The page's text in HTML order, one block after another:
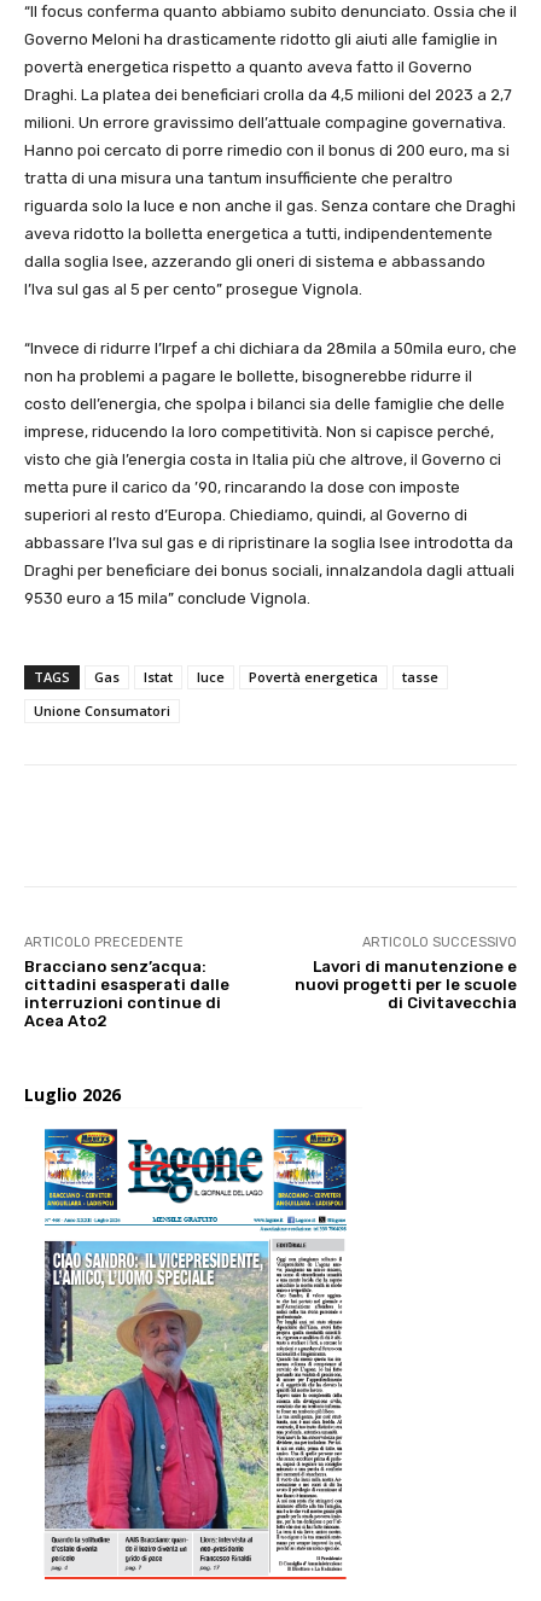
“Il focus conferma quanto abbiamo subito denunciato. Ossia che il
Governo Meloni ha drasticamente ridotto gli aiuti alle famiglie in
povertà energetica rispetto a quanto aveva fatto il Governo
Draghi. La platea dei beneficiari crolla da 4,5 milioni del 2023 a 2,7
milioni. Un errore gravissimo dell’attuale compagine governativa.
Hanno poi cercato di porre rimedio con il bonus di 200 euro, ma si
tratta di una misura una tantum insufficiente che peraltro
riguarda solo la luce e non anche il gas. Senza contare che Draghi
aveva ridotto la bolletta energetica a tutti, indipendentemente
dalla soglia Isee, azzerando gli oneri di sistema e abbassando
l’Iva sul gas al 5 per cento” prosegue Vignola.
“Invece di ridurre l’Irpef a chi dichiara da 28mila a 50mila euro, che
non ha problemi a pagare le bollette, bisognerebbe ridurre il
costo dell’energia, che spolpa i bilanci sia delle famiglie che delle
imprese, riducendo la loro competitività. Non si capisce perché,
visto che già l’energia costa in Italia più che altrove, il Governo ci
metta pure il carico da ’90, rincarando la dose con imposte
superiori al resto d’Europa. Chiediamo, quindi, al Governo di
abbassare l’Iva sul gas e di ripristinare la soglia Isee introdotta da
Draghi per beneficiare dei bonus sociali, innalzandola dagli attuali
9530 euro a 15 mila” conclude Vignola.
TAGS Gas Istat luce Povertà energetica
tasse
Unione Consumatori
ARTICOLO PRECEDENTE
Bracciano senz’acqua:
cittadini esasperati dalle
interruzioni continue di
Acea Ato2
ARTICOLO SUCCESSIVO
Lavori di manutenzione e
nuovi progetti per le scuole
di Civitavecchia
Luglio 2026